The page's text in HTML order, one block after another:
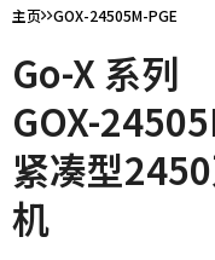
主页 GOX-24505M-PGE
Go-X 系列
GOX-
紧凑型
机